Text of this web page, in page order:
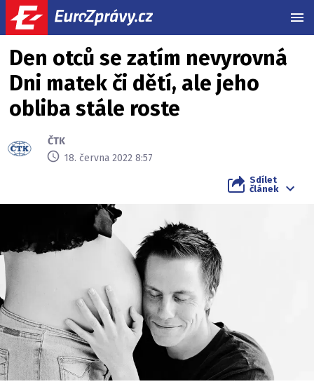
Den otců se zatím nevyrovná
Dni matek či dětí, ale jeho
obliba stále roste
ČTK
18. června 2022 8:57
Sdílet
článek